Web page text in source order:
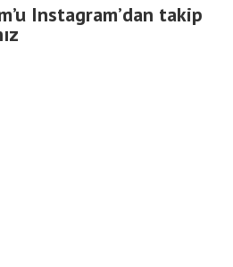
Instagram’dan takip